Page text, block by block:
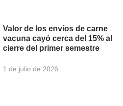
Valor de los envíos de carne
vacuna cayó cerca del 15% al
cierre del primer semestre
1 de julio de 2026